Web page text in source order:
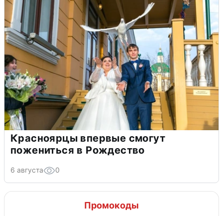
Красноярцы впервые смогут
пожениться в Рождество
6 августа 0
Промокоды